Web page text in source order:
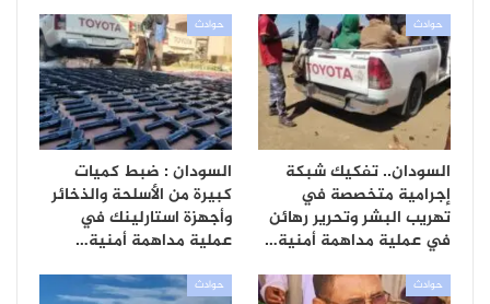
حوادث
السودان.. تفكيك شبكة
إجرامية متخصصة في
تهريب البشر وتحرير رهائن
في عملية مداهمة أمنية…
حوادث
السودان : ضبط كميات
كبيرة من الأسلحة والذخائر
وأجهزة استارلينك في
عملية مداهمة أمنية…
حوادث حوادث